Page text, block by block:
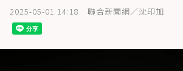
2025-05-01 14:18 聯合新聞網／沈印加